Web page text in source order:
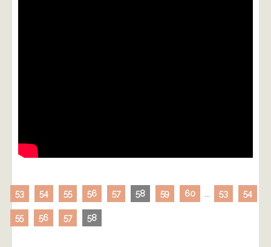
53 54 55 56 57 58 59 60 53 54
55 56 57 58